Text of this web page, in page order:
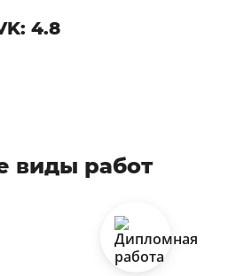
4.8
виды работ